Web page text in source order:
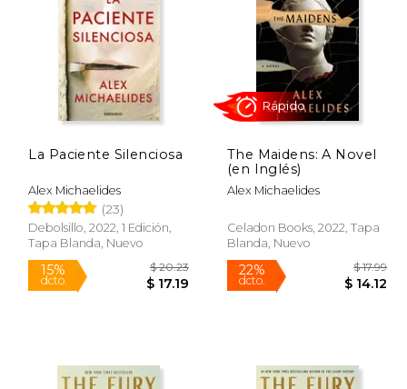
La Paciente Silenciosa
Alex Michaelides
(23)
Debolsillo, 2022, 1 Edición,
Tapa Blanda, Nuevo
The Maidens: A Novel
(en Inglés)
Alex Michaelides
Celadon Books, 2022, Tapa
Blanda, Nuevo
Rápido